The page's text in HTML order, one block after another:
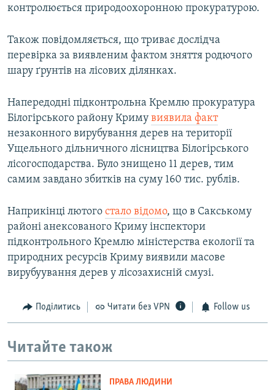
контролюється природоохоронною прокуратурою.
Також повідомляється, що триває дослідча
перевірка за виявленим фактом зняття родючого
шару ґрунтів на лісових ділянках.
Напередодні підконтрольна Кремлю прокуратура
Білогірського району Криму виявила факт
незаконного вирубування дерев на території
Ущельного дільничного лісництва Білогірського
лісогосподарства. Було знищено 11 дерев, тим
самим завдано збитків на суму 160 тис. рублів.
Наприкінці лютого стало відомо, що в Сакському
районі анексованого Криму інспектори
підконтрольного Кремлю міністерства екології та
природних ресурсів Криму виявили масове
вирубуування дерев у лісозахисній смузі.
Поділитись Читати без VPN Follow us
Читайте також
ПРАВА ЛЮДИНИ